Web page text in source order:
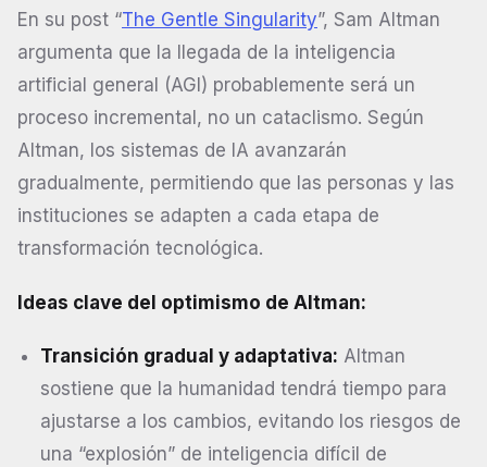
En su post “The Gentle Singularity”, Sam Altman
argumenta que la llegada de la inteligencia
artificial general (AGI) probablemente será un
proceso incremental, no un cataclismo. Según
Altman, los sistemas de IA avanzarán
gradualmente, permitiendo que las personas y las
instituciones se adapten a cada etapa de
transformación tecnológica.
Ideas clave del optimismo de Altman:
Transición gradual y adaptativa: Altman
sostiene que la humanidad tendrá tiempo para
ajustarse a los cambios, evitando los riesgos de
una “explosión” de inteligencia difícil de